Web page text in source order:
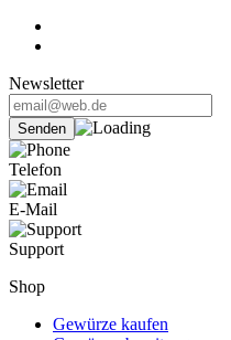
Newsletter
Telefon
E-Mail
Support
Shop
Gewürze kaufen